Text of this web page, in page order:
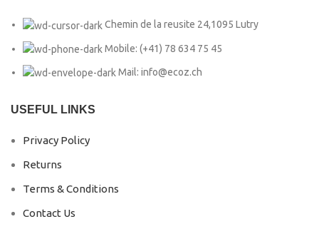
Chemin de la reusite 24,1095 Lutry
Mobile: (+41) 78 634 75 45
Mail: info@ecoz.ch
USEFUL LINKS
Privacy Policy
Returns
Terms & Conditions
Contact Us